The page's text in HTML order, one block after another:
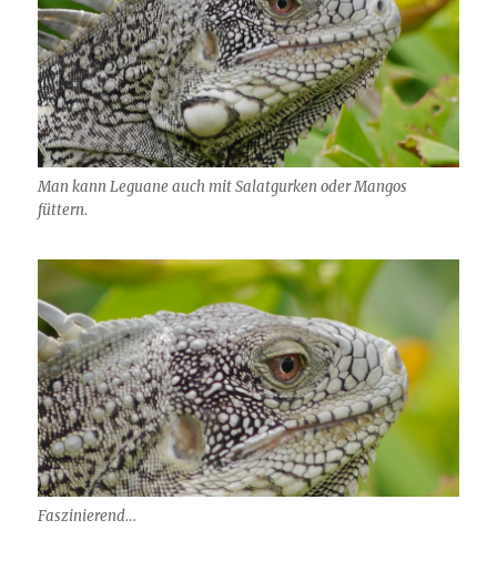
Man kann Leguane auch mit Salatgurken oder Mangos
füttern.
Faszinierend…